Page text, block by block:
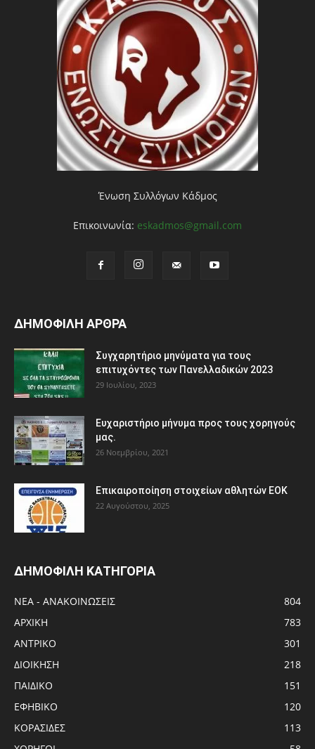
Ένωση Συλλόγων Κάδμος
Επικοινωνία: eskadmos@gmail.com
ΔΗΜΟΦΙΛΗ ΑΡΘΡΑ
Συγχαρητήριο μηνύματα για τους
επιτυχόντες των Πανελλαδικών 2023
29 Ιουλίου, 2023
Ευχαριστήριο μήνυμα προς τους χορηγούς
μας.
26 Νοεμβρίου, 2021
Eπικαιροποίηση στοιχείων αθλητών ΕΟΚ
22 Αυγούστου, 2025
ΔΗΜΟΦΙΛΗ ΚΑΤΗΓΟΡΙΑ
ΝΕΑ - ΑΝΑΚΟΙΝΩΣΕΙΣ
804
ΑΡΧΙΚΗ
783
ΑΝTΡΙΚΟ
301
ΔΙΟΙΚΗΣΗ
218
ΠΑΙΔΙΚΟ
151
ΕΦΗΒΙΚΟ
120
ΚΟΡΑΣΙΔΕΣ
113